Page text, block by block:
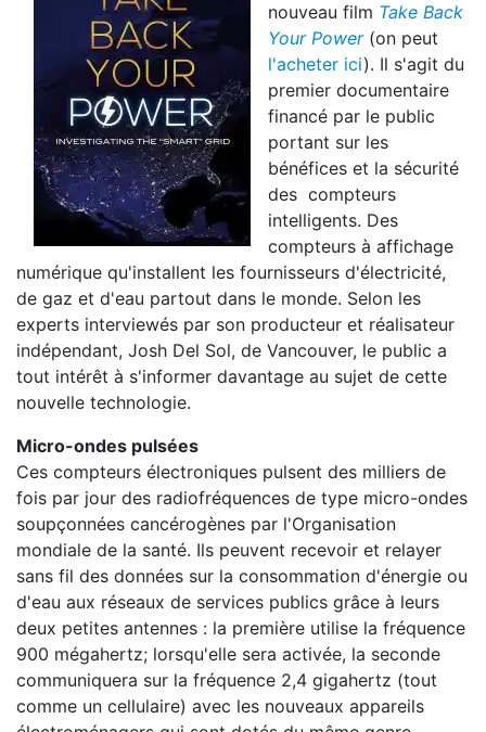
nouveau film Take Back
Your Power(on peut
l'acheter ici). Il s'agit du
premier documentaire
financé par le public
portant sur les
bénéfices et la sécurité
des compteurs
intelligents. Des
compteurs à affichage
numérique qu'installent les fournisseurs d'électricité,
de gaz et d'eau partout dans le monde. Selon les
experts interviewés par son producteur et réalisateur
indépendant, Josh Del Sol, de Vancouver, le public a
tout intérêt à s'informer davantage au sujet de cette
nouvelle technologie.
Micro-ondes pulsées
Ces compteurs électroniques pulsent des milliers de
fois par jour des radiofréquences de type micro-ondes
soupçonnées cancérogènes par l'Organisation
mondiale de la santé. Ils peuvent recevoir et relayer
sans fil des données sur la consommation d'énergie ou
d'eau aux réseaux de services publics grâce à leurs
deux petites antennes : la première utilise la fréquence
900 mégahertz; lorsqu'elle sera activée, la seconde
communiquera sur la fréquence 2,4 gigahertz (tout
comme un cellulaire) avec les nouveaux appareils